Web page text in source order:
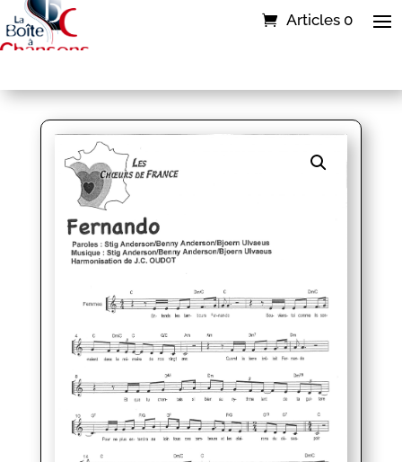
Articles 0